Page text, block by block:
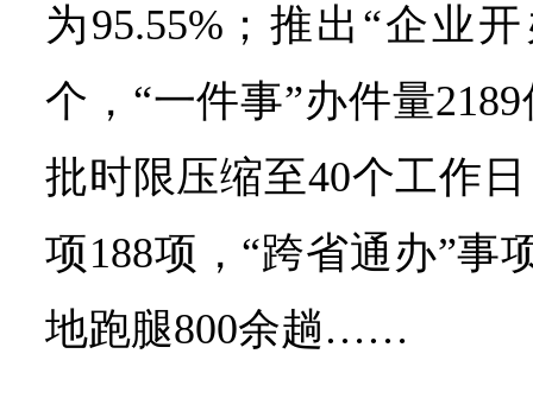
为95.55%；推出“企业
个，“一件事”办件量
批时限压缩至40个工作
项188项，“跨省通办”事
地跑腿800余趟……